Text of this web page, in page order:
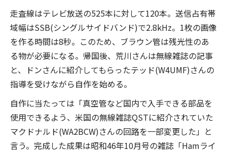
走査線はテレビ放送の525本に対して120本。送信占有帯
域幅はSSB(シングルサイドバンド)で2.8kHz。1枚の画像
を作る時間は8秒。このため、ブラウン管は残光性のあ
る物が必要になる。帰国後、荒川さんは無線雑誌の記事
と、ドンさんに紹介してもらったテッド(W4UMF)さんの
指導を受けながら自作を始める。
自作に当たっては「真空管など国内で入手できる部品を
使用できるよう、米国の無線雑誌QSTに紹介されていた
マクドナルド(WA2BCW)さんの回路を一部変更した」と
言う。完成した成果は昭和46年10月号の雑誌「Hamライ